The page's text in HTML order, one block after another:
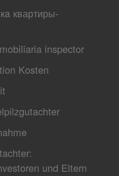
квартиры-
inspector
Kosten
und Eltern